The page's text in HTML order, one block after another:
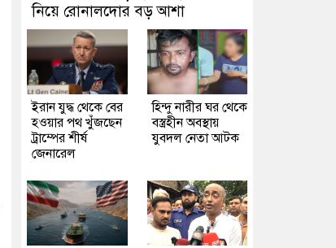
নিয়ে রোনালদোর বড় আশা
ইরান যুদ্ধ থেকে বের
হওয়ার পথ খুঁজছেন
ট্রাম্পের শীর্ষ
জেনারেল
হিন্দু নারীর ঘর থেকে
বস্ত্রহীন অবস্থায়
যুবদল নেতা আটক